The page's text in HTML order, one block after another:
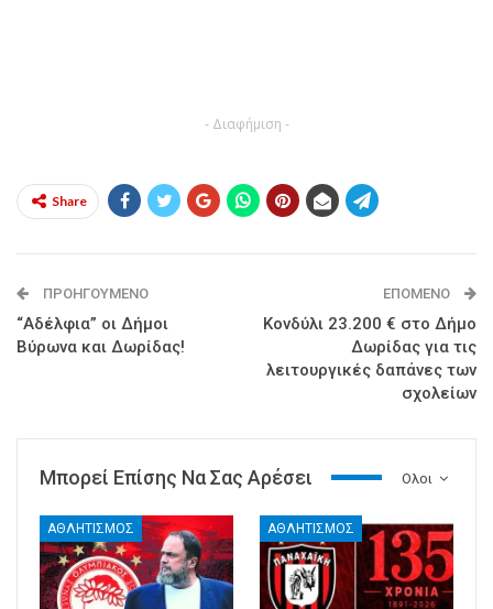
- Διαφήμιση -
Share
ΠΡΟΗΓΟΎΜΕΝΟ
“Αδέλφια” οι Δήμοι
Βύρωνα και Δωρίδας!
ΕΠΌΜΕΝΟ
Κονδύλι 23.200 € στο Δήμο
Δωρίδας για τις
λειτουργικές δαπάνες των
σχολείων
Ολοι
Μπορεί Επίσης Να Σας Αρέσει
ΑΘΛΗΤΙΣΜΟΣ ΑΘΛΗΤΙΣΜΟΣ